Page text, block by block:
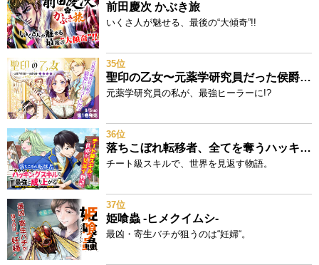
前田慶次 かぶき旅
いくさ人が魅せる、最後の“大傾奇”!!
35位
聖印の乙女〜元薬学研究員だった侯爵令嬢は婚約辞退してハイヒーラーを目指します～
元薬学研究員の私が、最強ヒーラーに!?
36位
落ちこぼれ転移者、全てを奪うハッキングスキルで最強に成り上がる ～最強ステータスも最強スキルも、触れただけで俺のものです～
チート級スキルで、世界を見返す物語。
37位
姫喰蟲 -ヒメクイムシ-
最凶・寄生バチが狙うのは“妊婦“。